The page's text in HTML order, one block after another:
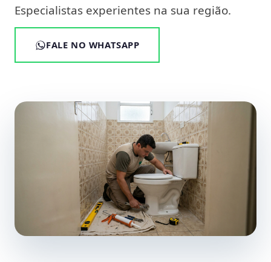
Especialistas experientes na sua região.
FALE NO WHATSAPP